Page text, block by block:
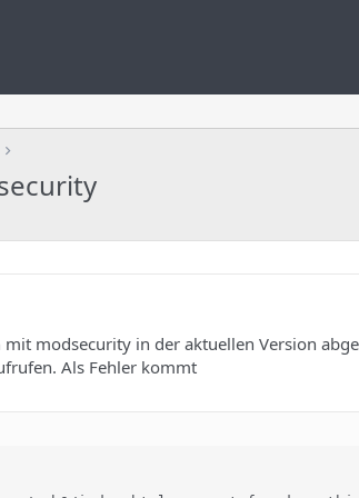
modsecurity in der aktuellen Version
Als Fehler kommt